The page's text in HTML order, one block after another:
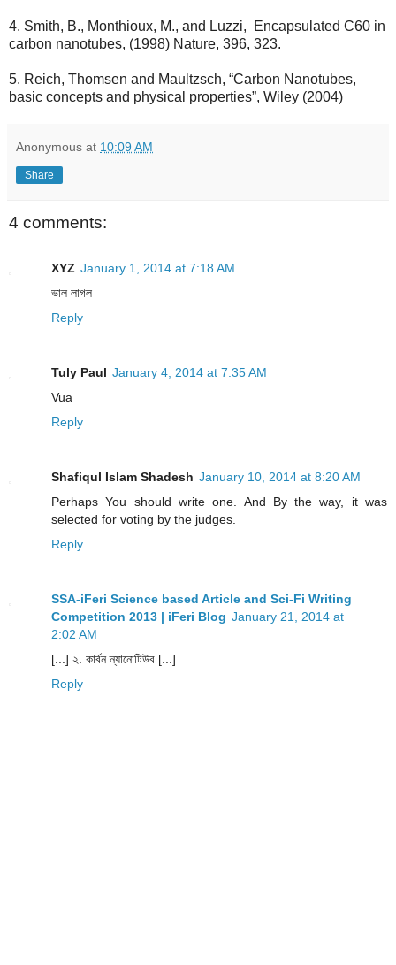
4. Smith, B., Monthioux, M., and Luzzi, Encapsulated C60 in
carbon nanotubes, (1998) Nature, 396, 323.
5. Reich, Thomsen and Maultzsch, “Carbon Nanotubes,
basic concepts and physical properties”, Wiley (2004)
Anonymous at 10:09 AM
Share
4 comments:
XYZ January 1, 2014 at 7:18 AM
ভাল লাগল
Reply
Tuly Paul January 4, 2014 at 7:35 AM
Vua
Reply
Shafiqul Islam Shadesh January 10, 2014 at 8:20 AM
Perhaps You should write one. And By the way, it was
selected for voting by the judges.
Reply
SSA-iFeri Science based Article and Sci-Fi Writing
Competition 2013 | iFeri Blog January 21, 2014 at
2:02 AM
[...] ২. কার্বন ন্যানোটিউব [...]
Reply